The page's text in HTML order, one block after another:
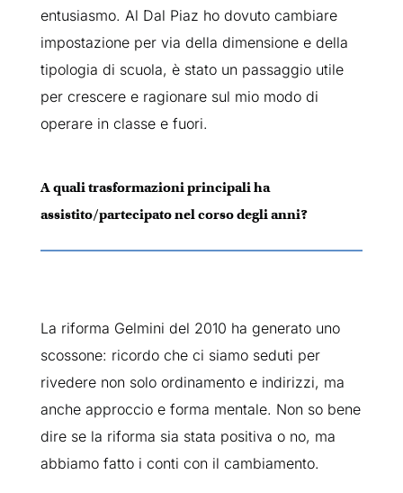
entusiasmo. Al Dal Piaz ho dovuto cambiare
impostazione per via della dimensione e della
tipologia di scuola, è stato un passaggio utile
per crescere e ragionare sul mio modo di
operare in classe e fuori.
A quali trasformazioni principali ha
assistito/partecipato nel corso degli anni?
La riforma Gelmini del 2010 ha generato uno
scossone: ricordo che ci siamo seduti per
rivedere non solo ordinamento e indirizzi, ma
anche approccio e forma mentale. Non so bene
dire se la riforma sia stata positiva o no, ma
abbiamo fatto i conti con il cambiamento.